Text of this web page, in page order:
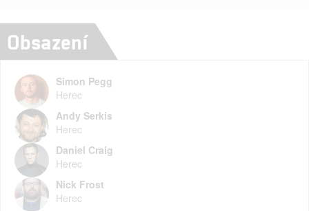
Obsazení
Simon Pegg
Herec
Andy Serkis
Herec
Daniel Craig
Herec
Nick Frost
Herec